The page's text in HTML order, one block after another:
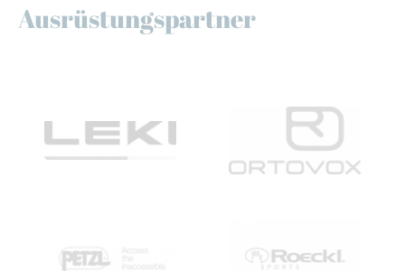
Ausrüstungspartner